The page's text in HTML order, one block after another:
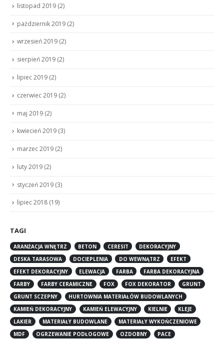
listopad 2019 (2)
październik 2019 (2)
wrzesień 2019 (2)
sierpień 2019 (2)
lipiec 2019 (2)
czerwiec 2019 (2)
maj 2019 (2)
kwiecień 2019 (3)
marzec 2019 (2)
luty 2019 (2)
styczeń 2019 (3)
lipiec 2018 (19)
TAGI
ARANŻACJA WNĘTRZ BETON CERESIT
DEKORACYJNY
DESKA TARASOWA
DOCIEPLENIA DO WEWNĄTRZ
EFEKT
EFEKT DEKORACYJNY
ELEWACJA FARBA
FARBA DEKORACYJNA
FARBY
FARBY CERAMICZNE FOX FOX DEKORATOR
GRUNT
GRUNT SCZEPNY
HURTOWNIA MATERIAŁÓW BUDOWLANYCH
KAMIEŃ DEKORACYJNY
KAMIEŃ ELEWACYJNY KIELNIE
KLEJE
LAKIER
MATERIAŁY BUDOWLANE
MATERIAŁY WYKOŃCZENIOWE
MDF
OGRZEWANIE PODŁOGOWE OZDOBNY
PACE